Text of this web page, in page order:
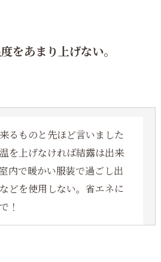
をあまり上げない。
るものと先ほど言いました
を上げなければ結露は出来
内で暖かい服装で過ごし出
どを使用しない。省エネに
！